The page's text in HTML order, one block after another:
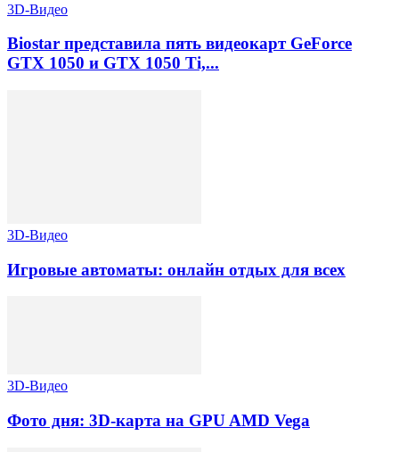
3D-Видео
Biostar представила пять видеокарт GeForce
GTX 1050 и GTX 1050 Ti,...
3D-Видео
Игровые автоматы: онлайн отдых для всех
3D-Видео
Фото дня: 3D-карта на GPU AMD Vega